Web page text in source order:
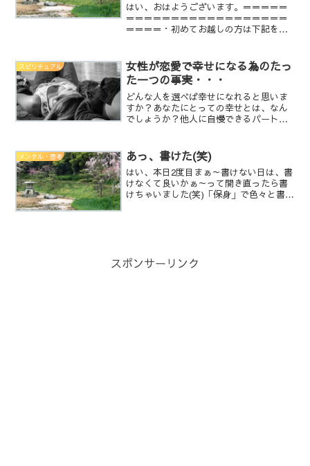
はい、おはようございます。＝＝＝＝＝
＝＝＝＝＝＝＝＝＝＝＝＝＝＝＝＝＝＝
＝＝＝＝・初めてお越しの方は下記をご
当たるも八卦当たらぬも八卦○占いの料
金は完全無料です。○亀...
スピリチュアル
女性が恋愛で幸せになる為のたっ
た一つの事実・・・
どんな人を選べば幸せになれると思いま
すか？あなたにとっての幸せとは、なん
でしょうか？他人に自慢できるパートナ
いと思います。
メンタル・思考 あっ、書けた(笑)
はい、本日2度目まぁ～書けない日は、書
けなくて良いかぁ～って開き直ったら書
けちゃいました(笑)「保身」で色々と書い
スポンサーリンク